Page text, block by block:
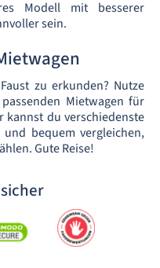
Modell mit besserer
sein.
zu erkunden? Nutze
Mietwagen für
kannst du verschiedenste
bequem vergleichen,
Gute Reise!